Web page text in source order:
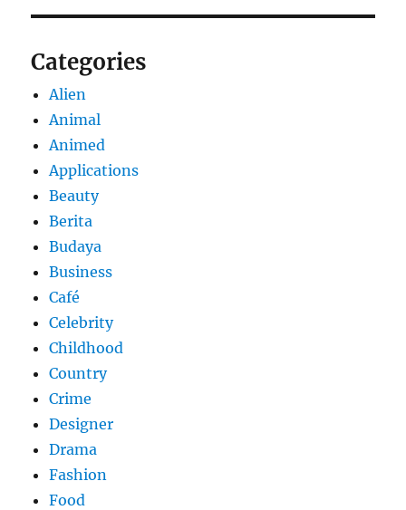
Categories
Alien
Animal
Animed
Applications
Beauty
Berita
Budaya
Business
Café
Celebrity
Childhood
Country
Crime
Designer
Drama
Fashion
Food